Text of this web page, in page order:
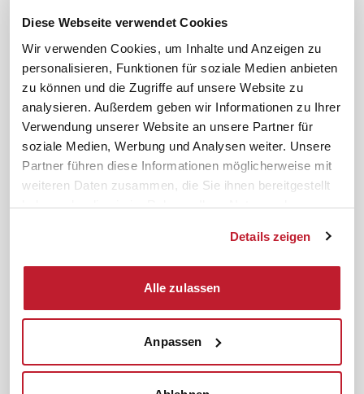
Diese Webseite verwendet Cookies
Wir verwenden Cookies, um Inhalte und Anzeigen zu
personalisieren, Funktionen für soziale Medien anbieten
zu können und die Zugriffe auf unsere Website zu
analysieren. Außerdem geben wir Informationen zu Ihrer
Verwendung unserer Website an unsere Partner für
soziale Medien, Werbung und Analysen weiter. Unsere
Partner führen diese Informationen möglicherweise mit
weiteren Daten zusammen, die Sie ihnen bereitgestellt
haben oder die sie im Rahmen Ihrer Nutzung der
Details zeigen
Alle zulassen
Anpassen
FAQ
ifb-App Betriebsrat360
JAV-Wahl
News. Wissen. Themen.
Lexikon
Rechtsprechung
Gesetze
Folgen Sie uns
Sicherheit durch geprüfte
Qualität!
Betriebsräten GmbH & Co. KG
© 2026
Cookiebot Impressum